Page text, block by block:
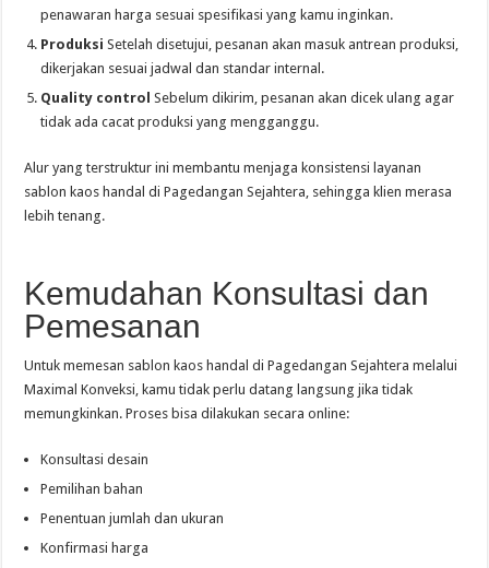
penawaran harga sesuai spesifikasi yang kamu inginkan.
Produksi Setelah disetujui, pesanan akan masuk antrean produksi,
dikerjakan sesuai jadwal dan standar internal.
Quality control Sebelum dikirim, pesanan akan dicek ulang agar
tidak ada cacat produksi yang mengganggu.
Alur yang terstruktur ini membantu menjaga konsistensi layanan
sablon kaos handal di Pagedangan Sejahtera, sehingga klien merasa
lebih tenang.
Kemudahan Konsultasi dan
Pemesanan
Untuk memesan sablon kaos handal di Pagedangan Sejahtera melalui
Maximal Konveksi, kamu tidak perlu datang langsung jika tidak
memungkinkan. Proses bisa dilakukan secara online:
Konsultasi desain
Pemilihan bahan
Penentuan jumlah dan ukuran
Konfirmasi harga